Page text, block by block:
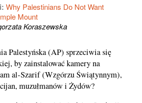
Why Palestinians Do Not Want
Mount
Koraszewska
Palestyńska (AP) sprzeciwia się
by zainstalować kamery na
al-Szarif (Wzgórzu Świątynnym),
muzułmanów i Żydów?